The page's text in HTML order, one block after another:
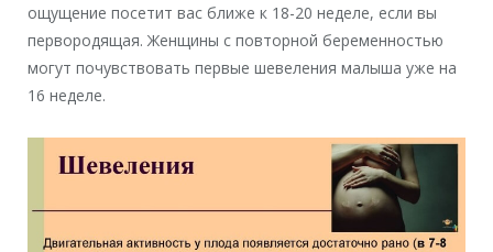
ощущение посетит вас ближе к 18-20 неделе, если вы
первородящая. Женщины с повторной беременностью
могут почувствовать первые шевеления малыша уже на
16 неделе.